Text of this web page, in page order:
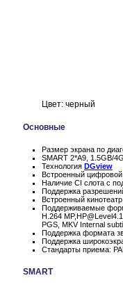
Цвет: черный
Основные
Размер экрана по
SMART 2*A9, 1.5GB/
Технология DGview
Встроенный цифровой
Наличие CI слота с
Поддержка
Встроенный
Поддерживаемые
H.264
PGS, MKV Internal
Поддержка формата
Поддержка
Стандарты приема:
SMART